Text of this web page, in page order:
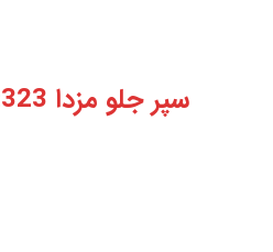
سپر جلو مزدا 323: زیبایی و ایمنی را با هم تجربه کنید